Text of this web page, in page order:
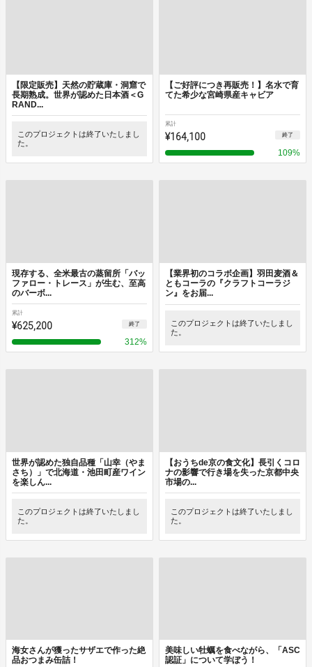
【限定販売】天然の貯蔵庫・洞窟で
長期熟成。世界が認めた日本酒＜G
RAND...
このプロジェクトは終了いたしまし
た。
【ご好評につき再販売！】名水で育
てた希少な宮崎県産キャビア
累計
¥164,100 終了
109%
現存する、全米最古の蒸留所「バッ
ファロー・トレース」が生む、至高
のバーボ...
累計
¥625,200 終了
312%
【業界初のコラボ企画】羽田麦酒＆
ともコーラの『クラフトコーラジ
ン』をお届...
このプロジェクトは終了いたしまし
た。
世界が認めた独自品種「山幸（やま
さち）」で北海道・池田町産ワイン
を楽しん...
このプロジェクトは終了いたしまし
た。
【おうちde京の食文化】長引くコロ
ナの影響で行き場を失った京都中央
市場の...
このプロジェクトは終了いたしまし
た。
海女さんが獲ったサザエで作った絶
品おつまみ缶詰！
美味しい牡蠣を食べながら、「ASC
認証」について学ぼう！